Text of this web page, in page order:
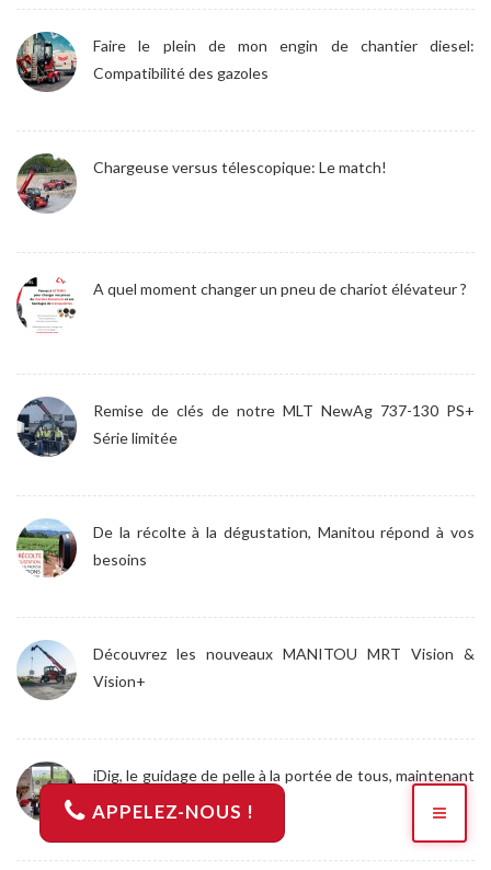
APPELEZ-NOUS !
Faire le plein de mon engin de chantier diesel:
Compatibilité des gazoles
Chargeuse versus télescopique: Le match!
A quel moment changer un pneu de chariot élévateur ?
Remise de clés de notre MLT NewAg 737-130 PS+
Série limitée
De la récolte à la dégustation, Manitou répond à vos
besoins
Découvrez les nouveaux MANITOU MRT Vision &
Vision+
iDig, le guidage de pelle à la portée de tous, maintenant
disponible chez ACTEMIS